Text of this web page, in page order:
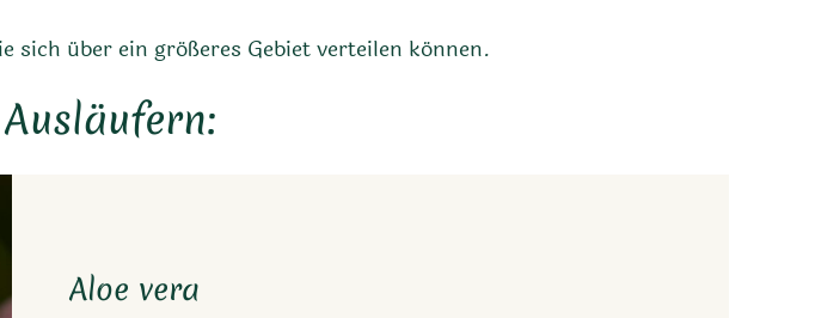
sich über ein größeres Gebiet verteilen können.
Aloe vera